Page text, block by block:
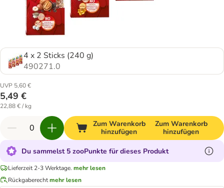
4 x 2 Sticks (240 g)
490271.0
UVP 5,60 €
5,49 €
22,88 € / kg
Zum Warenkorb
hinzufügen
Zum Warenkorb
hinzufügen
Du sammelst 5 zooPunkte für dieses Produkt
Lieferzeit 2-3 Werktage. mehr lesen
Rückgaberechtmehr lesen